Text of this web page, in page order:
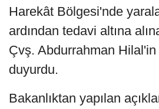
Harekât Bölgesi'nde
ardından tedavi altına
Çvş. Abdurrahman
duyurdu.
Bakanlıktan yapılan